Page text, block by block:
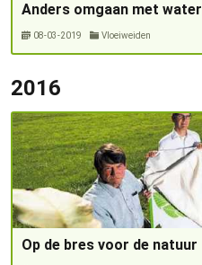
Anders omgaan met water
08-03-2019 Vloeiweiden
2016
Op de bres voor de natuur